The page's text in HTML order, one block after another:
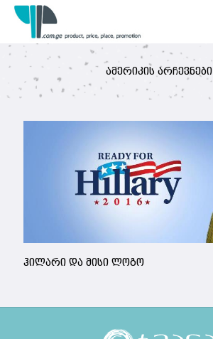
ამერიკის არჩევნები
ჰილარი და მისი ლოგო